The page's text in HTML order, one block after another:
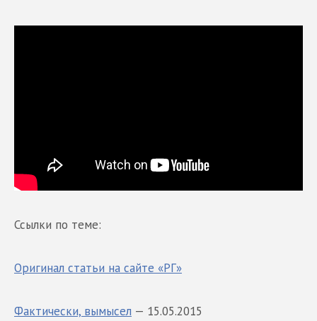
Ссылки по теме:
Оригинал статьи на сайте «РГ»
Фактически, вымысел — 15.05.2015